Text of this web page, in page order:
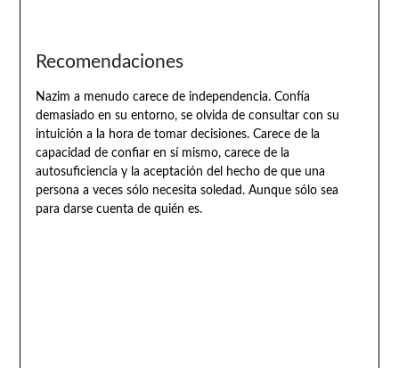
Recomendaciones
Nazim a menudo carece de independencia. Confía
demasiado en su entorno, se olvida de consultar con su
intuición a la hora de tomar decisiones. Carece de la
capacidad de confiar en sí mismo, carece de la
autosuficiencia y la aceptación del hecho de que una
persona a veces sólo necesita soledad. Aunque sólo sea
para darse cuenta de quién es.